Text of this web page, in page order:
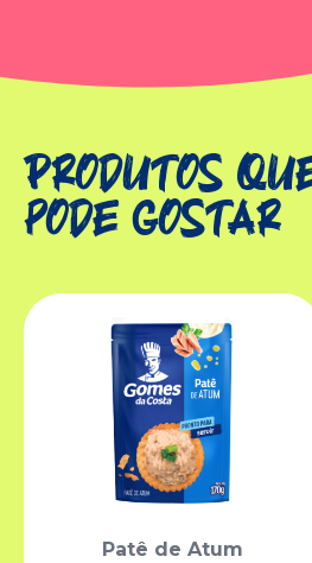
Produtos
pode gostar
Patê de Atum